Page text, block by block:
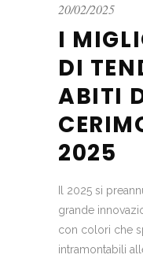
20/02/2025
I
DI
ABITI
2025
Il 2025 si
grande
con colori che
intramontabili